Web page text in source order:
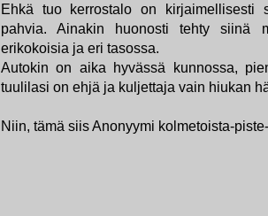
Ehkä tuo kerrostalo on kirjaimellisesti
pahvia. Ainakin huonosti tehty siinä
erikokoisia ja eri tasossa.
Autokin on aika hyvässä kunnossa,
tuulilasi on ehjä ja kuljettaja vain hiukan
Niin, tämä siis Anonyymi kolmetoista-